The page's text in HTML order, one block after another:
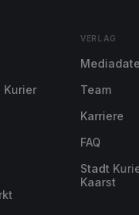
Kurier
VERLAG
Team
Karriere
FAQ
Stadt
Kaarst